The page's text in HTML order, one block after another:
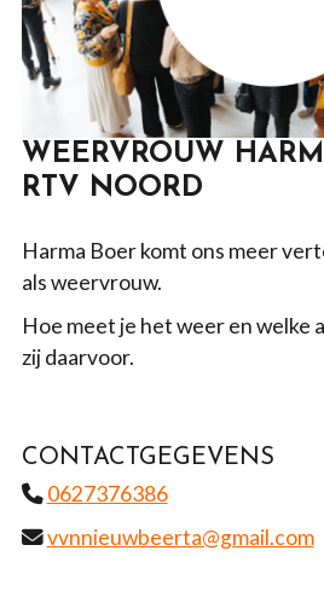
WEERVROUW
RTV NOORD
Harma Boer komt ons meer
als weervrouw.
Hoe meet je het weer en welke
zij daarvoor.
CONTACTGEGEVENS
0627376386
vvnnieuwbeerta@gmail.com